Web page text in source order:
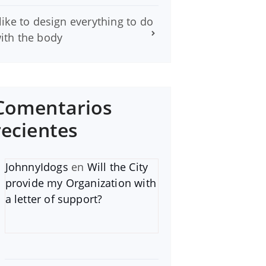
to design everything to do
the body
JohnnyIdogs en Will the City
provide my Organization with
a letter of support?